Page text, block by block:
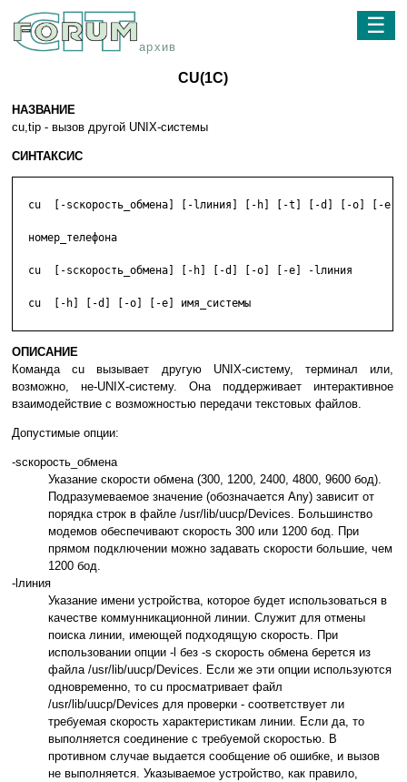
архив
☰
CU(1C)
НАЗВАНИЕ
cu,tip - вызов другой UNIX-системы
СИНТАКСИС
cu  [-sскорость_обмена] [-lлиния] [-h] [-t] [-d] [-o] [-e]
  номер_телефона
  cu  [-sскорость_обмена] [-h] [-d] [-o] [-e] -lлиния
  cu  [-h] [-d] [-o] [-e] имя_системы
ОПИСАНИЕ
Команда cu вызывает другую UNIX-систему, терминал или,
возможно, не-UNIX-систему. Она поддерживает интерактивное
взаимодействие с возможностью передачи текстовых файлов.
Допустимые опции:
-sскорость_обмена
Указание скорости обмена (300, 1200, 2400, 4800, 9600 бод).
Подразумеваемое значение (обозначается Any) зависит от
порядка строк в файле /usr/lib/uucp/Devices. Большинство
модемов обеспечивают скорость 300 или 1200 бод. При
прямом подключении можно задавать скорости большие, чем
1200 бод.
-lлиния
Указание имени устройства, которое будет использоваться в
качестве коммунникационной линии. Служит для отмены
поиска линии, имеющей подходящую скорость. При
использовании опции -l без -s скорость обмена берется из
файла /usr/lib/uucp/Devices. Если же эти опции используются
одновременно, то cu просматривает файл
/usr/lib/uucp/Devices для проверки - соответствует ли
требуемая скорость характеристикам линии. Если да, то
выполняется соединение с требуемой скоростью. В
противном случае выдается сообщение об ошибке, и вызов
не выполняется. Указываемое устройство, как правило,